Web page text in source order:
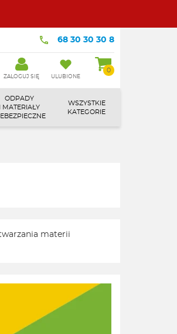
68 30 30 30 8
ZALOGUJ SIĘ ULUBIONE
0
ODPADY
I MATERIAŁY
WSZYSTKIE
KATEGORIE
materii